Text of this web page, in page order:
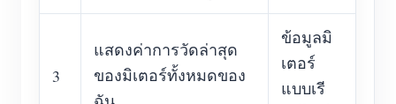
3
แสดงค่าการวัดล่าสุด
ของมิเตอร์ทั้งหมดของ
ข้อมูลมิ
เตอร์
แบบเรี